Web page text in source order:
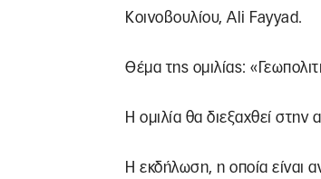
Κοινοβουλίου, Ali Fayyad.
Θέμα της ομιλίας:
H ομιλία θα διεξαχθεί
Η εκδήλωση, η οποία είναι